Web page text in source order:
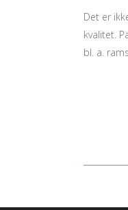
Det er
kvalitet.
bl. a.